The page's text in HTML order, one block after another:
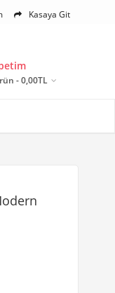
Kasaya Git
- 0,00TL